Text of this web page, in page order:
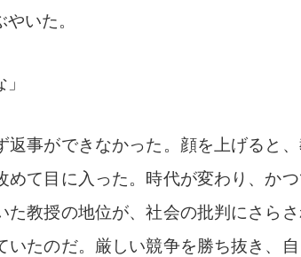
いた。
事ができなかった。顔を上げると
めて目に入った。時代が変わり、か
た教授の地位が、社会の批判にさらさ
いたのだ。厳しい競争を勝ち抜き、